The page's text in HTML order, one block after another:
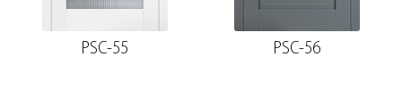
PSC-55 PSC-56